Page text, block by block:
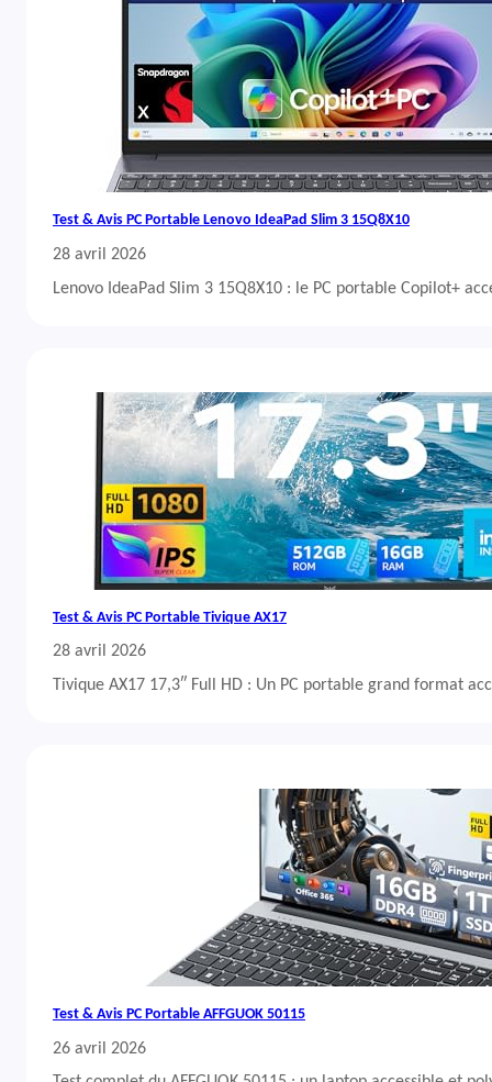
Test & Avis PC Portable Lenovo IdeaPad Slim 3 15Q8X10
28 avril 2026
Lenovo IdeaPad Slim 3 15Q8X10 : le PC portable Copilot+
Test & Avis PC Portable Tivique AX17
28 avril 2026
Tivique AX17 17,3″ Full HD : Un PC portable grand format
Test & Avis PC Portable AFFGUOK 50115
26 avril 2026